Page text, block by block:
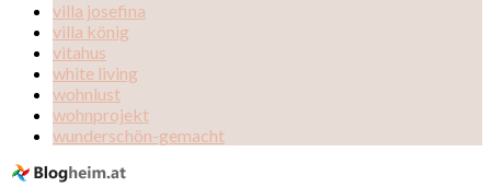
villa josefina
villa könig
vitahus
white living
wohnlust
wohnprojekt
wunderschön-gemacht